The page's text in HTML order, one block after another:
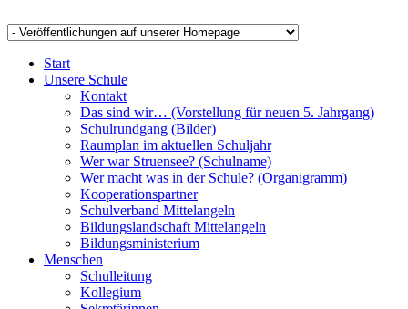
Start
Unsere Schule
Kontakt
Das sind wir… (Vorstellung für neuen 5. Jahrgang)
Schulrundgang (Bilder)
Raumplan im aktuellen Schuljahr
Wer war Struensee? (Schulname)
Wer macht was in der Schule? (Organigramm)
Kooperationspartner
Schulverband Mittelangeln
Bildungslandschaft Mittelangeln
Bildungsministerium
Menschen
Schulleitung
Kollegium